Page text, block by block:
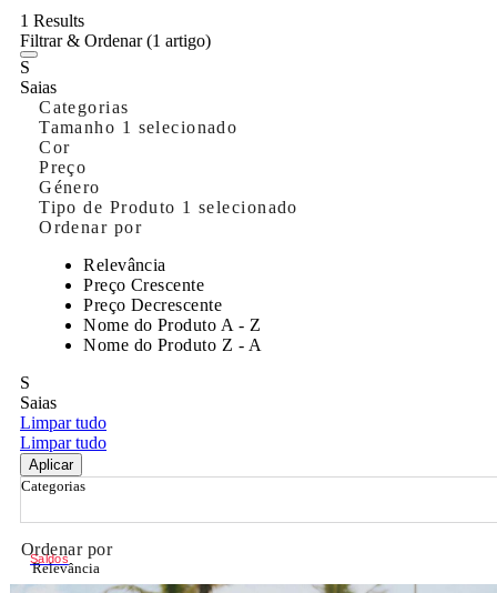
1 Results
Filtrar & Ordenar(1 artigo)
S
Saias
Categorias
Tamanho 1 selecionado
Cor
Preço
Género
Tipo de Produto 1 selecionado
Ordenar por
Relevância
Preço Crescente
Preço Decrescente
Nome do Produto A - Z
Nome do Produto Z - A
S
Saias
Limpar tudo
Limpar tudo
Aplicar
Categorias
Ordenar por
Relevância
Saldos